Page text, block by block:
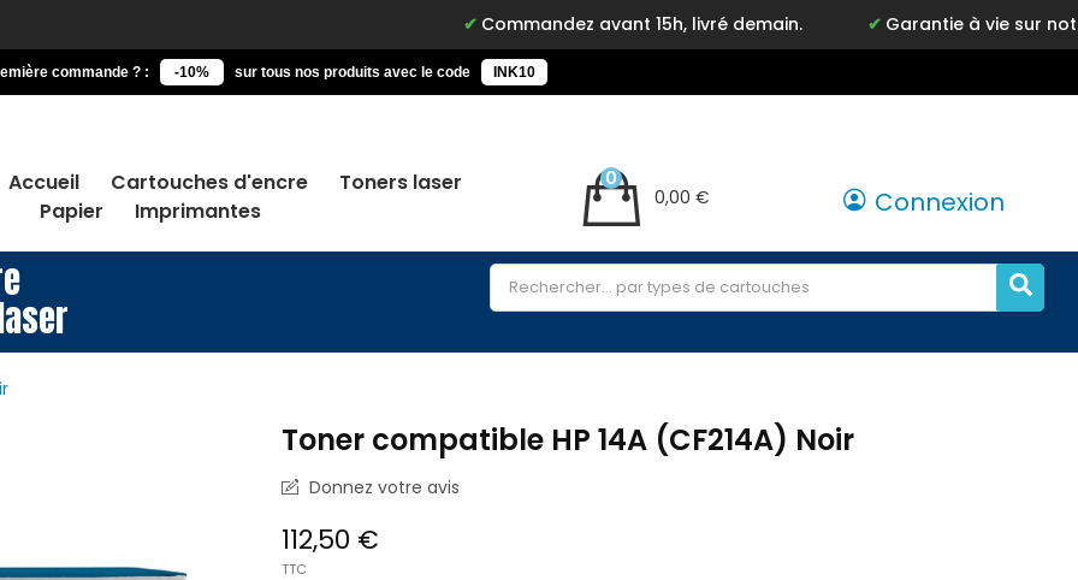
Commandez avant 15h, livré demain. Garantie à vie sur notre
commande ? : -10% sur tous nos produits avec le code INK10
Accueil Cartouches d'encre
Toners laser
Papier
Imprimantes
0,00 €
0
Connexion
Toner compatible HP 14A (CF214A) Noir
Donnez votre avis
112,50 €
TTC